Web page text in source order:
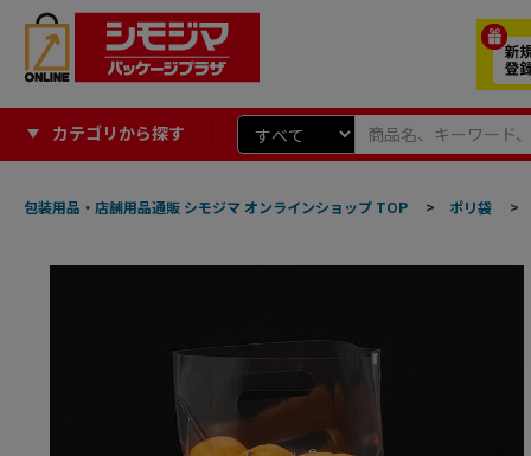
カテゴリから探す
包装用品・店舗用品通販 シモジマ オンラインショップ TOP > ポリ袋 >